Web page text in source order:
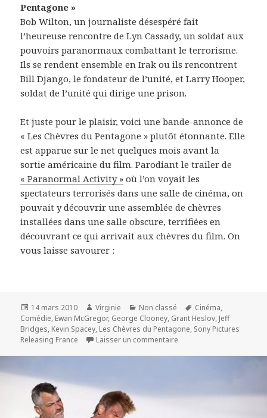
Pentagone »
Bob Wilton, un journaliste désespéré fait
l’heureuse rencontre de Lyn Cassady, un soldat aux
pouvoirs paranormaux combattant le terrorisme.
Ils se rendent ensemble en Irak ou ils rencontrent
Bill Django, le fondateur de l’unité, et Larry Hooper,
soldat de l’unité qui dirige une prison.
Et juste pour le plaisir, voici une bande-annonce de
« Les Chèvres du Pentagone » plutôt étonnante. Elle
est apparue sur le net quelques mois avant la
sortie américaine du film. Parodiant le trailer de
« Paranormal Activity » où l’on voyait les
spectateurs terrorisés dans une salle de cinéma, on
pouvait y découvrir une assemblée de chèvres
installées dans une salle obscure, terrifiées en
découvrant ce qui arrivait aux chèvres du film. On
vous laisse savourer :
Publié
le
14 mars 2010 Auteur
Virginie Catégories
Non classé
Mots-
clés
Cinéma,
Comédie, Ewan McGregor, George Clooney, Grant Heslov, Jeff
Bridges, Kevin Spacey, Les Chèvres du Pentagone, Sony Pictures
Releasing France
Laisser un commentaire